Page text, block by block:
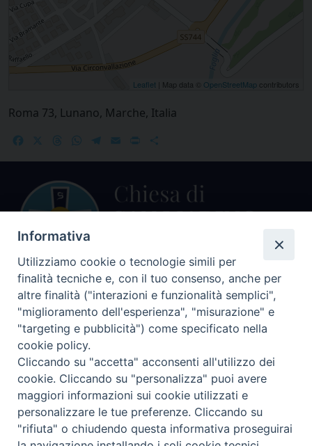
Leaflet | Map data © OpenStreetMap contributors
Roma 73, Lunano, Marche, Italia
FacebookThreadsWhatsApp
Telegram
EmailPrint
Centralino Curia Vescovile
0541 913711
Indirizzo
47864 PENNABILLI (RN)
Seguici su
Facebook
Instagram
LinkedIn
X YouTube
Feed
Informativa sulla Privacy
Informativa
Utilizziamo cookie o tecnologie simili per
finalità tecniche e, con il tuo consenso, anche per
altre finalità ("interazioni e funzionalità semplici",
"miglioramento dell'esperienza", "misurazione" e
"targeting e pubblicità") come specificato nella
cookie policy.
Cliccando su "accetta" acconsenti all'utilizzo dei
cookie. Cliccando su "personalizza" puoi avere
maggiori informazioni sui cookie utilizzati e
personalizzare le tue preferenze. Cliccando su
"rifiuta" o chiudendo questa informativa proseguirai